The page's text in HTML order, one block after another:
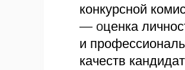
конкурсной
— оценка
и
качеств